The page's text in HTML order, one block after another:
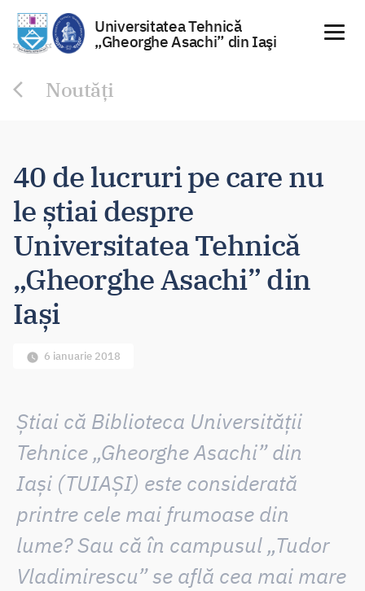
Universitatea Tehnică
„Gheorghe Asachi” din Iaşi
Noutăți
40 de lucruri pe care nu
le știai despre
Universitatea Tehnică
„Gheorghe Asachi” din
Iași
6 ianuarie 2018
Știai că Biblioteca Universității
Tehnice „Gheorghe Asachi” din
Iași (TUIAȘI) este considerată
printre cele mai frumoase din
lume? Sau că în campusul „Tudor
Vladimirescu”se află cea mai mare